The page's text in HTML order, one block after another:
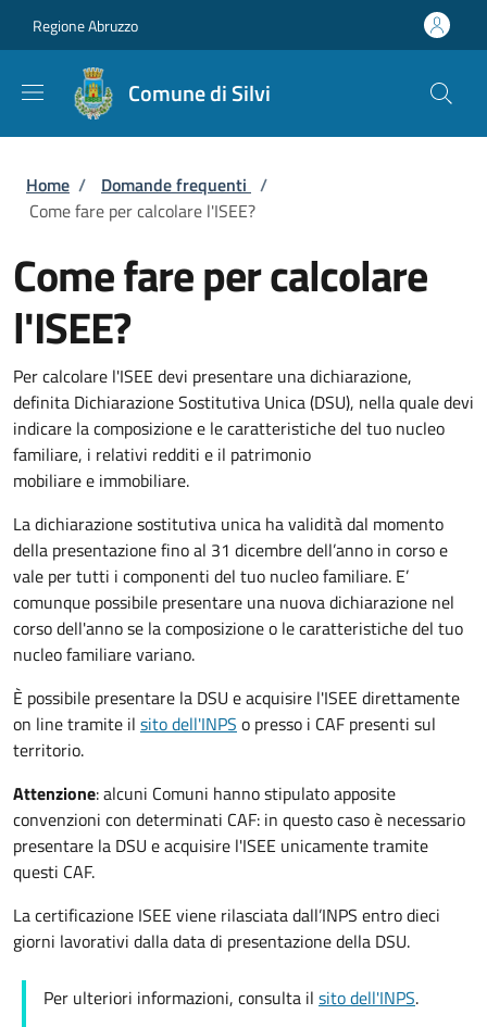
Regione Abruzzo
Comune di Silvi
Briciole di pane
Home / Domande frequenti /
Come fare per calcolare l'ISEE?
Come fare per calcolare
l'ISEE?
Per calcolare l'ISEE devi presentare una dichiarazione,
definita Dichiarazione Sostitutiva Unica (DSU), nella quale devi
indicare la composizione e le caratteristiche del tuo nucleo
familiare, i relativi redditi e il patrimonio
mobiliare e immobiliare.
La dichiarazione sostitutiva unica ha validità dal momento
della presentazione fino al 31 dicembre dell’anno in corso e
vale per tutti i componenti del tuo nucleo familiare. E’
comunque possibile presentare una nuova dichiarazione nel
corso dell'anno se la composizione o le caratteristiche del tuo
nucleo familiare variano.
È possibile presentare la DSU e acquisire l'ISEE direttamente
on line tramite il sito dell'INPS o presso i CAF presenti sul
territorio.
Attenzione: alcuni Comuni hanno stipulato apposite
convenzioni con determinati CAF: in questo caso è necessario
presentare la DSU e acquisire l'ISEE unicamente tramite
questi CAF.
La certificazione ISEE viene rilasciata dall’INPS entro dieci
giorni lavorativi dalla data di presentazione della DSU.
Per ulteriori informazioni, consulta il sito dell'INPS.